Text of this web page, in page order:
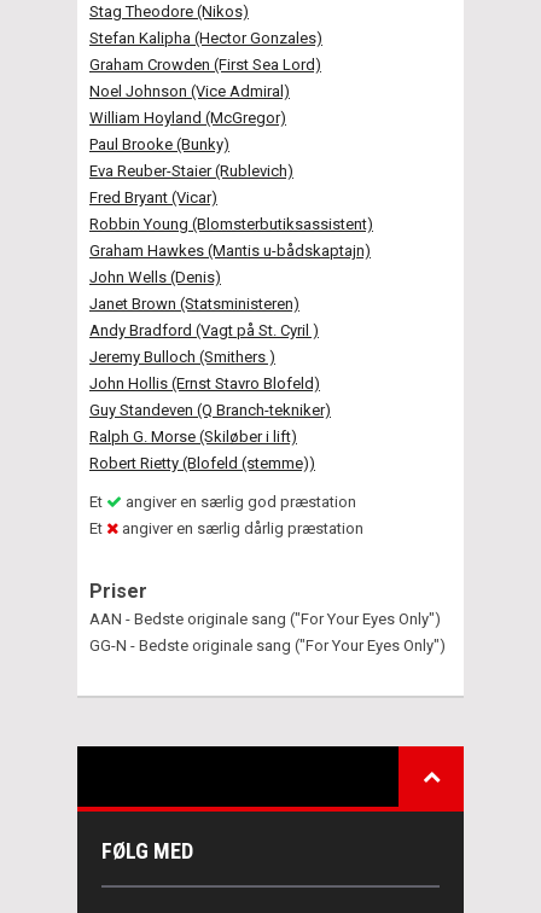
Stag Theodore (Nikos)
Stefan Kalipha (Hector Gonzales)
Graham Crowden (First Sea Lord)
Noel Johnson (Vice Admiral)
William Hoyland (McGregor)
Paul Brooke (Bunky)
Eva Reuber-Staier (Rublevich)
Fred Bryant (Vicar)
Robbin Young (Blomsterbutiksassistent)
Graham Hawkes (Mantis u-bådskaptajn)
John Wells (Denis)
Janet Brown (Statsministeren)
Andy Bradford (Vagt på St. Cyril )
Jeremy Bulloch (Smithers )
John Hollis (Ernst Stavro Blofeld)
Guy Standeven (Q Branch-tekniker)
Ralph G. Morse (Skiløber i lift)
Robert Rietty (Blofeld (stemme))
Et
angiver en særlig god præstation
Et
angiver en særlig dårlig præstation
Priser
AAN - Bedste originale sang ("For Your Eyes Only")
GG-N - Bedste originale sang ("For Your Eyes Only")
FØLG MED